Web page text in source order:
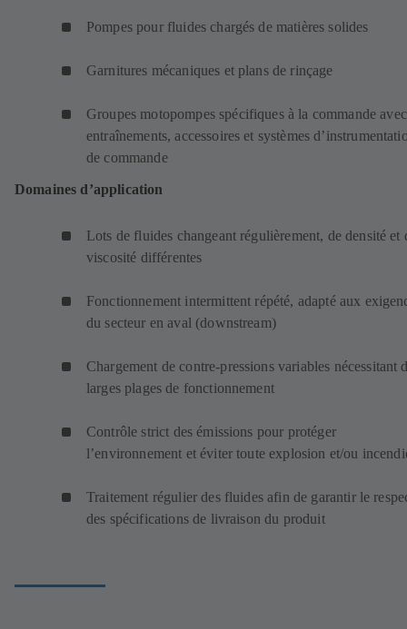
Pompes pour fluides chargés de matières solides
Garnitures mécaniques et plans de rinçage
Groupes motopompes spécifiques à la commande avec
entraînements, accessoires et systèmes
de commande
Domaines d’application
Lots de fluides changeant régulièrement, de densité et
viscosité différentes
Fonctionnement intermittent répété, adapté aux
du secteur en aval (downstream)
Chargement de contre-pressions variables nécessitant
larges plages de fonctionnement
Contrôle strict des émissions pour protéger
l’environnement et éviter toute explosion et/ou
Traitement régulier des fluides afin de garantir le
des spécifications de livraison du produit